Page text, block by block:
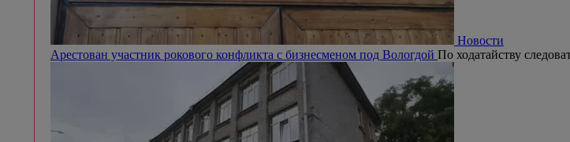
Новости
Арестован участник рокового конфликта с бизнесменом под Вологдой По ходатайству